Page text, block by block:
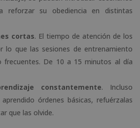
reforzar su obediencia en distintas
cortas. El tiempo de atención de los
lo que las sesiones de entrenamiento
frecuentes. De 10 a 15 minutos al día
constantemente. Incluso
órdenes básicas, refuérzalas
que las olvide.